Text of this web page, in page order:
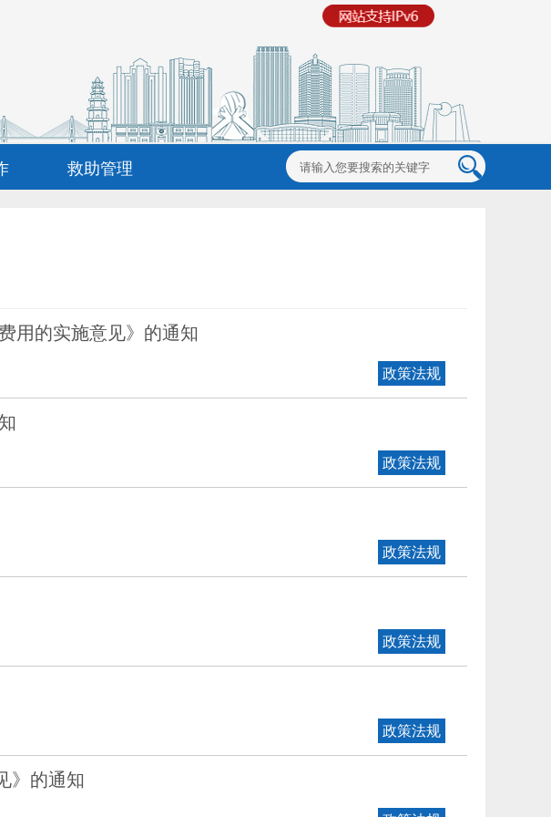
救助管理
用的实施意见》的通知
政策法规
政策法规
政策法规
政策法规
政策法规
》的通知